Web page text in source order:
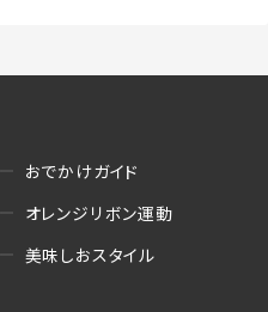
おでかけガイド
オレンジリボン運動
美味しおスタイル